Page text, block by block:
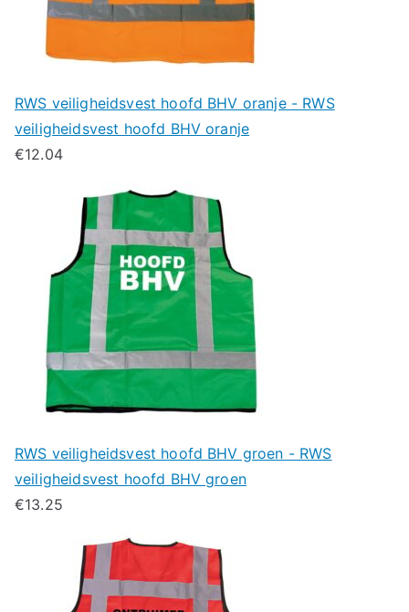
RWS veiligheidsvest hoofd BHV oranje - RWS
veiligheidsvest hoofd BHV oranje
€12.04
RWS veiligheidsvest hoofd BHV groen - RWS
veiligheidsvest hoofd BHV groen
€13.25